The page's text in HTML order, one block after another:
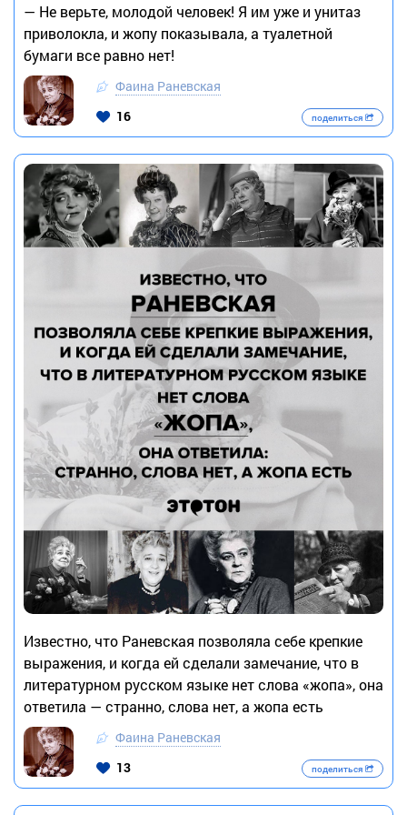
— Не верьте, молодой человек! Я им уже и унитаз
приволокла, и жопу показывала, а туалетной
бумаги все равно нет!
Фаина Раневская
16
поделиться
Известно, что Раневская позволяла себе крепкие
выражения, и когда ей сделали замечание, что в
литературном русском языке нет слова «жопа», она
ответила — странно, слова нет, а жопа есть
Фаина Раневская
13
поделиться